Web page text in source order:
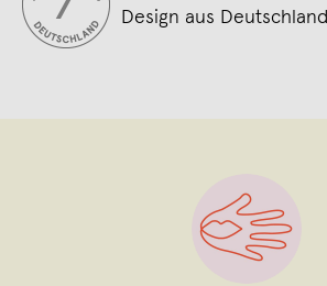
Design aus Deutschland